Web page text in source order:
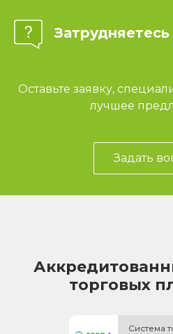
Оставьте заявку,
лучшее
Задать
торговых
Система